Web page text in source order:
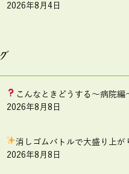
2026年8月4日
こんなときどうする ～病院編
2026年8月8日
消しゴムバトルで大盛り上が
2026年8月8日